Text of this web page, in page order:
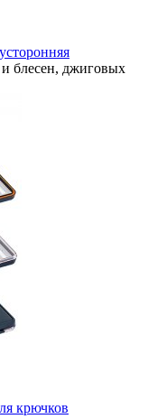
и блесен, джиговых
крючков